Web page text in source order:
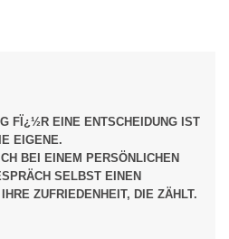
FÏ¿½R EINE ENTSCHEIDUNG IST
EIGENE.
BEI EINEM PERSÖNLICHEN
SELBST EINEN
ZUFRIEDENHEIT, DIE ZÄHLT.